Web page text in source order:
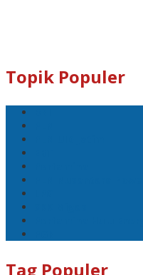
Topik Populer
Tag Populer